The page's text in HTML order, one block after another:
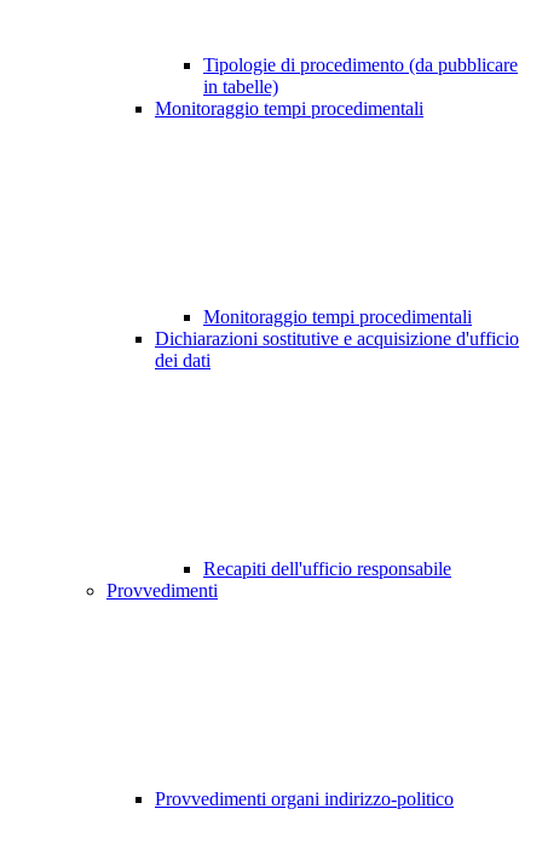
Tipologie di procedimento (da pubblicare
in tabelle)
Monitoraggio tempi procedimentali
Monitoraggio tempi procedimentali
Dichiarazioni sostitutive e acquisizione d'ufficio
dei dati
Recapiti dell'ufficio responsabile
Provvedimenti
Provvedimenti organi indirizzo-politico